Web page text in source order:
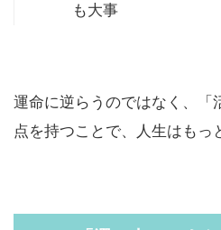
も大事
運命に逆らうのではなく、「
点を持つことで、人生はもっ